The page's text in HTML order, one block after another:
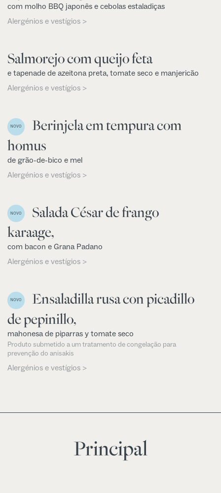
com molho BBQ japonês e cebolas estaladiças
Alergénios e vestígios >
Salmorejo com queijo feta
e tapenade de azeitona preta, tomate seco e manjericão
Alergénios e vestígios >
NOVO
Berinjela em tempura com
homus
de grão-de-bico e mel
Alergénios e vestígios >
NOVO
Salada César de frango
karaage,
com bacon e Grana Padano
Alergénios e vestígios >
NOVO
Ensaladilla rusa con picadillo
de pepinillo,
mahonesa de piparras y tomate seco
Produto submetido a um tratamento de congelação para
prevenção do anisakis
Alergénios e vestígios >
Principal